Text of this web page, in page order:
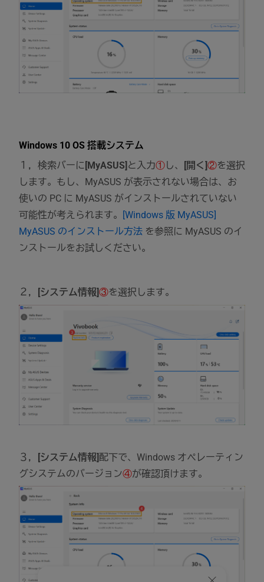
Windows 10 OS 搭載システム
１，検索バーに [MyASUS] と入力①し、 [開く]②を選択
します。もし、MyASUS が表示されない場合は、お
使いの PC に MyASUS がインストールされていない
可能性が考えられます。
[Windows 版 MyASUS]
MyASUS のインストール方法 を参照に MyASUS のイ
ンストールをお試しください。
２， [システム情報]③を選択します。
３， [システム情報]配下で、Windows オペレーティン
グシステムのバージョン④が確認頂けます。